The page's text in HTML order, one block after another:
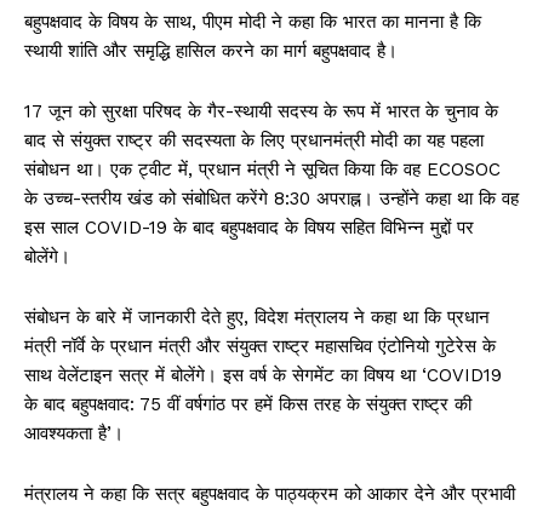
बहुपक्षवाद के विषय के साथ, पीएम मोदी ने कहा कि भारत का मानना ​​है कि
स्थायी शांति और समृद्धि हासिल करने का मार्ग बहुपक्षवाद है।
17 जून को सुरक्षा परिषद के गैर-स्थायी सदस्य के रूप में भारत के चुनाव के
बाद से संयुक्त राष्ट्र की सदस्यता के लिए प्रधानमंत्री मोदी का यह पहला
संबोधन था। एक ट्वीट में, प्रधान मंत्री ने सूचित किया कि वह ECOSOC
के उच्च-स्तरीय खंड को संबोधित करेंगे 8:30 अपराह्न। उन्होंने कहा था कि वह
इस साल COVID-19 के बाद बहुपक्षवाद के विषय सहित विभिन्न मुद्दों पर
बोलेंगे।
संबोधन के बारे में जानकारी देते हुए, विदेश मंत्रालय ने कहा था कि प्रधान
मंत्री नॉर्वे के प्रधान मंत्री और संयुक्त राष्ट्र महासचिव एंटोनियो गुटेरेस के
साथ वेलेंटाइन सत्र में बोलेंगे। इस वर्ष के सेगमेंट का विषय था ‘COVID19
के बाद बहुपक्षवाद: 75 वीं वर्षगांठ पर हमें किस तरह के संयुक्त राष्ट्र की
आवश्यकता है’।
मंत्रालय ने कहा कि सत्र बहुपक्षवाद के पाठ्यक्रम को आकार देने और प्रभावी